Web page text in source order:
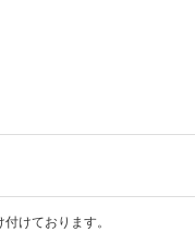
けております。